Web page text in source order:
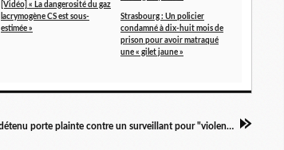
[Vidéo] « La dangerosité du gaz
lacrymogène CS est sous-
estimée »
Strasbourg : Un policier
condamné à dix-huit mois de
prison pour avoir matraqué
une « gilet jaune »
[Actu]Un détenu porte plainte contre un surveillant pour "violences"